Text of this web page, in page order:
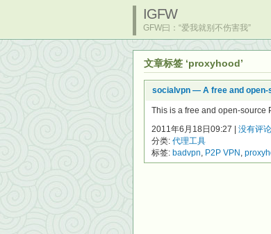
IGFW
GFW曰：“爱我就别不伤害我”
文章标签 ‘proxyhood’
socialvpn — A free and open-
This is a free and open-source
2011年6月18日09:27 | 没有评论
分类: 代理工具
标签: badvpn, P2P VPN ,